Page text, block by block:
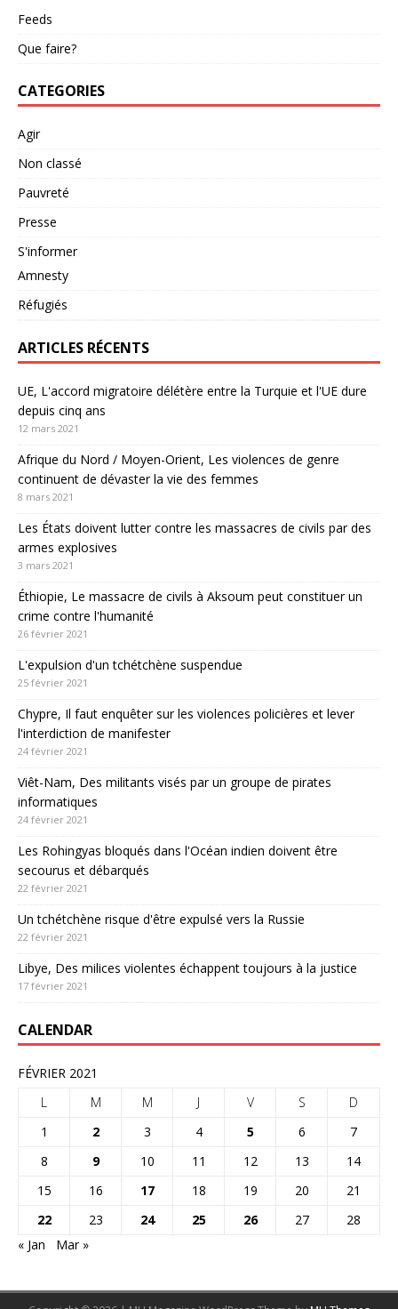
Feeds
Que faire?
CATEGORIES
Agir
Non classé
Pauvreté
Presse
S'informer
Amnesty
Réfugiés
ARTICLES RÉCENTS
UE, L'accord migratoire délétère entre la Turquie et l'UE dure
depuis cinq ans
12 mars 2021
Afrique du Nord / Moyen-Orient, Les violences de genre
continuent de dévaster la vie des femmes
8 mars 2021
Les États doivent lutter contre les massacres de civils par des
armes explosives
3 mars 2021
Éthiopie, Le massacre de civils à Aksoum peut constituer un
crime contre l'humanité
26 février 2021
L'expulsion d'un tchétchène suspendue
25 février 2021
Chypre, Il faut enquêter sur les violences policières et lever
l'interdiction de manifester
24 février 2021
Viêt-Nam, Des militants visés par un groupe de pirates
informatiques
24 février 2021
Les Rohingyas bloqués dans l'Océan indien doivent être
secourus et débarqués
22 février 2021
Un tchétchène risque d'être expulsé vers la Russie
22 février 2021
Libye, Des milices violentes échappent toujours à la justice
17 février 2021
CALENDAR
FÉVRIER 2021
L
M M J V S
D
1
2 3 4 5 6
7
8
9 10 11 12 13
14
15
16 17 18 19 20
21
22
23 24 25 26 27
28
« Jan
Mar »